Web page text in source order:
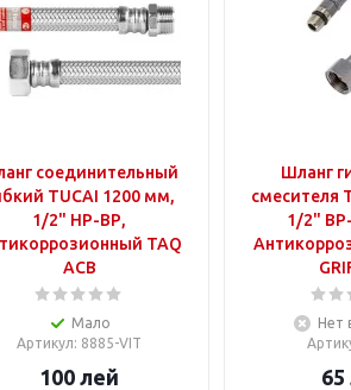
соединительный
TUCAI 1200 мм,
1/2" НР-ВР,
TAQ
ACB
Мало
Артикул: 8885-VIT
100 лей
Шланг
смесителя
1/2"
Нет
65